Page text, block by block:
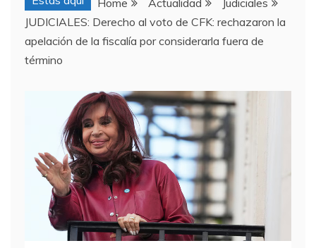
Home Actualidad
Judiciales
JUDICIALES: Derecho al voto de CFK: rechazaron la
apelación de la fiscalía por considerarla fuera de
término